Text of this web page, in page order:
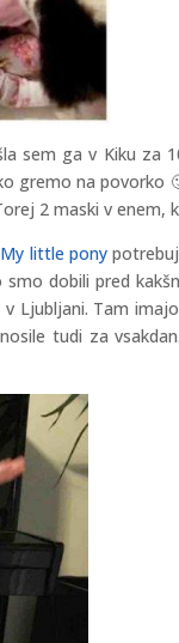
sem ga v Kiku za
gremo na povorko
2 maski v enem,
My little pony
dobili pred
Ljubljani. Tam
tudi za